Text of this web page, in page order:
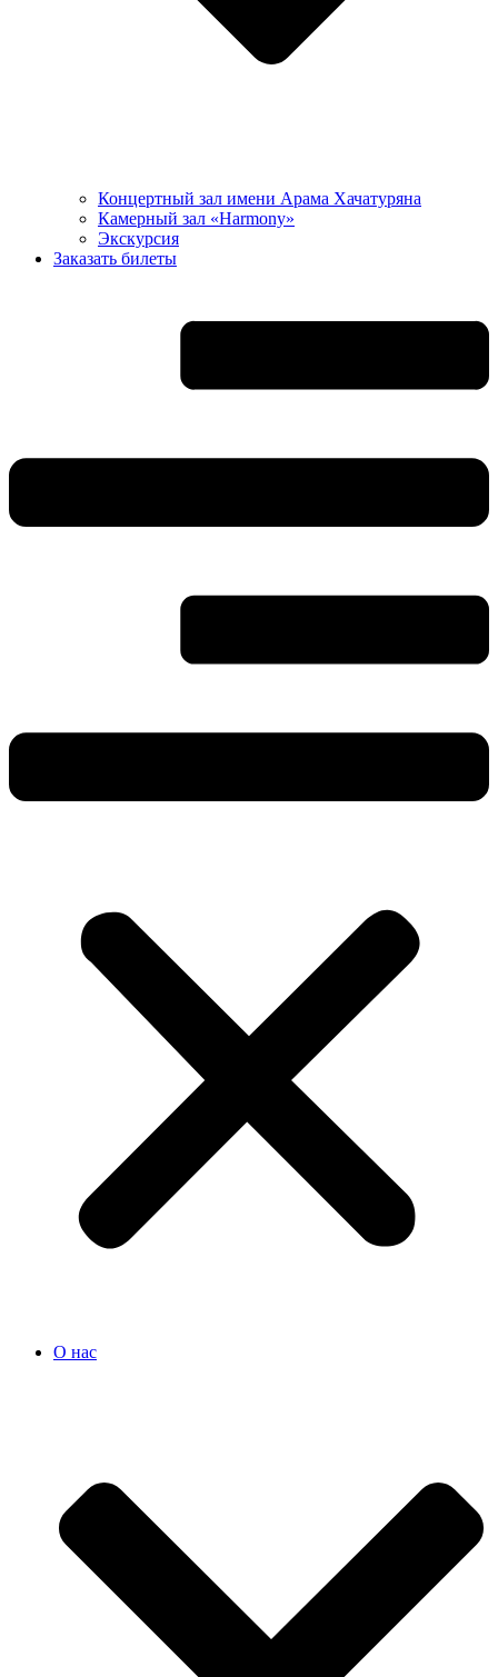
Концертный зал имени Арама Хачатуряна
Камерный зал «Harmony»
Экскурсия
Заказать билеты
О нас